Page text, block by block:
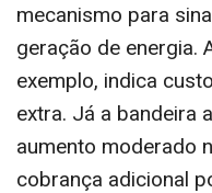
mecanismo para
geração de energia.
exemplo, indica
extra. Já a bandeira
aumento moderado
cobrança adicional